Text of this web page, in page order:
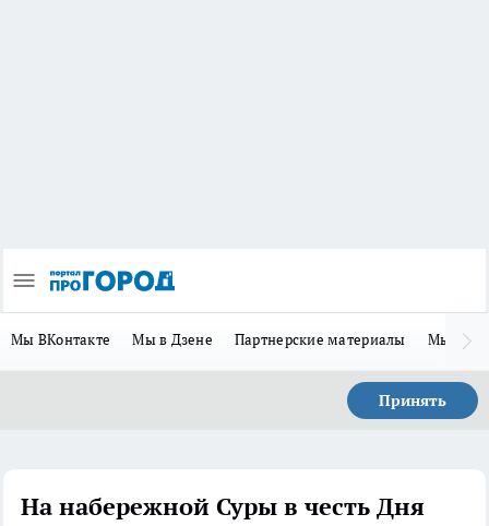
Мы ВКонтакте Мы в Дзене Партнерские материалы Мы в
Принять
На набережной Суры в честь Дня